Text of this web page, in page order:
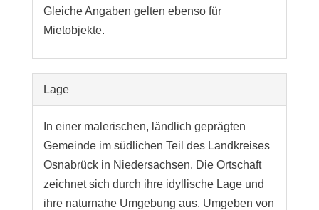
Gleiche Angaben gelten ebenso für
Mietobjekte.
Lage
In einer malerischen, ländlich geprägten
Gemeinde im südlichen Teil des Landkreises
Osnabrück in Niedersachsen. Die Ortschaft
zeichnet sich durch ihre idyllische Lage und
ihre naturnahe Umgebung aus. Umgeben von